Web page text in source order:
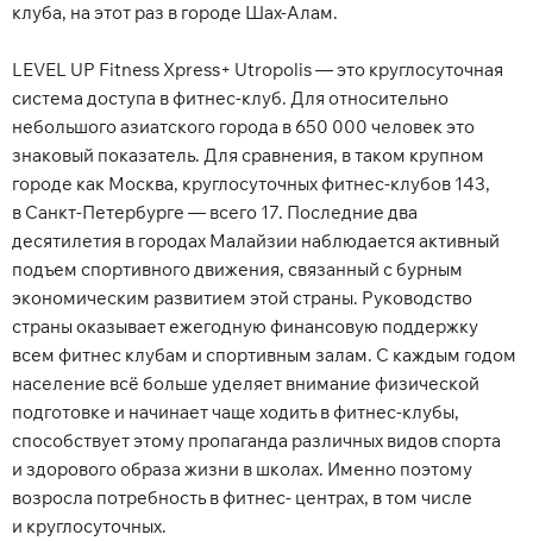
клуба, на этот раз в городе Шах-Алам.
LEVEL UP Fitness Xpress+ Utropolis — это круглосуточная
система доступа в фитнес-клуб. Для относительно
небольшого азиатского города в 650 000 человек это
знаковый показатель. Для сравнения, в таком крупном
городе как Москва, круглосуточных фитнес-клубов 143,
в Санкт-Петербурге — всего 17. Последние два
десятилетия в городах Малайзии наблюдается активный
подъем спортивного движения, связанный с бурным
экономическим развитием этой страны. Руководство
страны оказывает ежегодную финансовую поддержку
всем фитнес клубам и спортивным залам. С каждым годом
население всё больше уделяет внимание физической
подготовке и начинает чаще ходить в фитнес-клубы,
способствует этому пропаганда различных видов спорта
и здорового образа жизни в школах. Именно поэтому
возросла потребность в фитнес- центрах, в том числе
и круглосуточных.